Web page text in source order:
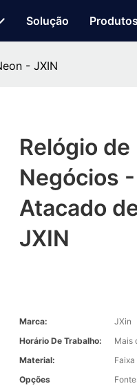
Solução Produtos
- JXIN
Relógio
Negócios
Atacado
JXIN
Marca:
JXin
Horário De Trabalho:
Mais
Material:
Opções